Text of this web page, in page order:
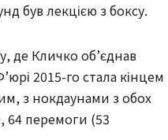
був лекцією з боксу.
де Кличко об’єднав
2015-го стала кінцем
з нокдаунами з обох
64 перемоги (53